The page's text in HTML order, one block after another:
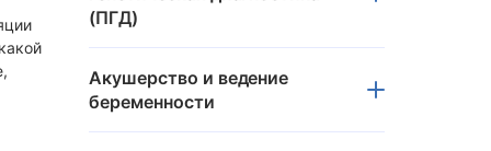
Замораживание яйцеклеток
Донорство спермы
Криоконсервация эмбрионов
(ПГД)
Акушерство и ведение
беременности